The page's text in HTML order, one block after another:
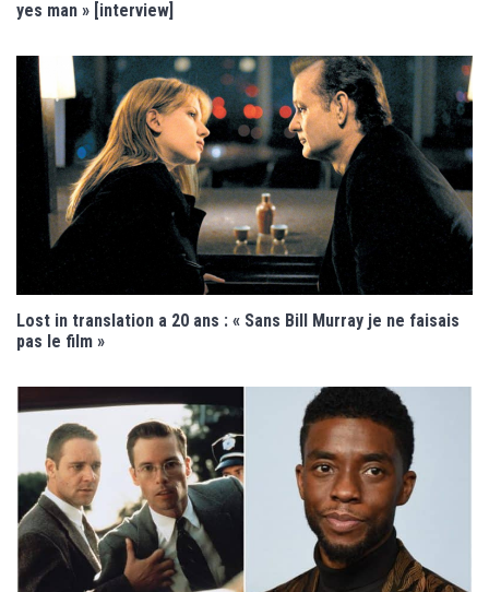
yes man » [interview]
Lost in translation a 20 ans : « Sans Bill Murray je ne faisais
pas le film »